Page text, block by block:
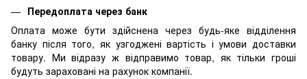
Передоплата через банк
Оплата може бути здійснена через будь-яке відділення
банку після того, як узгоджені вартість і умови доставки
товару. Ми відразу ж відправимо товар, як тільки гроші
будуть зараховані на рахунок компанії.